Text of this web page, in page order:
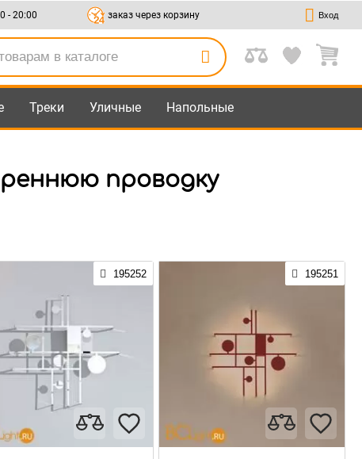
- 20:00 заказ через корзину Вход
Треки Уличные Напольные
проводку
195252 195251